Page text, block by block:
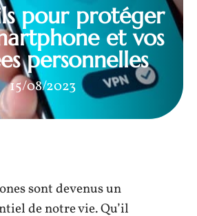
pour protéger
et vos
personnelles
15/08/2023
sont devenus un
de notre vie. Qu’il